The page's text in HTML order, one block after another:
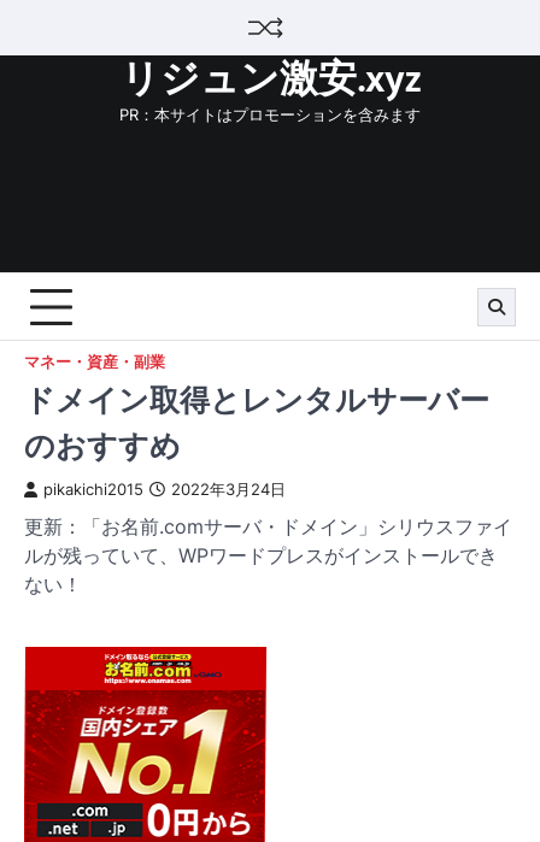
リジュン激安.xyz
PR：本サイトはプロモーションを含みます
マネー・資産・副業
ドメイン取得とレンタルサーバー
のおすすめ
pikakichi2015 2022年3月24日
更新：「お名前.comサーバ・ドメイン」シリウスファイ
ルが残っていて、WPワードプレスがインストールでき
ない！